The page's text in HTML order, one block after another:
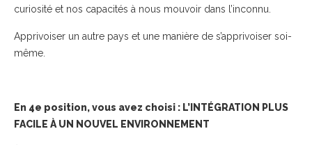
curiosité et nos capacités à nous mouvoir dans l’inconnu.
Apprivoiser un autre pays et une manière de s’apprivoiser soi-
même.
En 4e position, vous avez choisi : L’ INTÉGRATION PLUS
FACILE À UN NOUVEL ENVIRONNEMENT